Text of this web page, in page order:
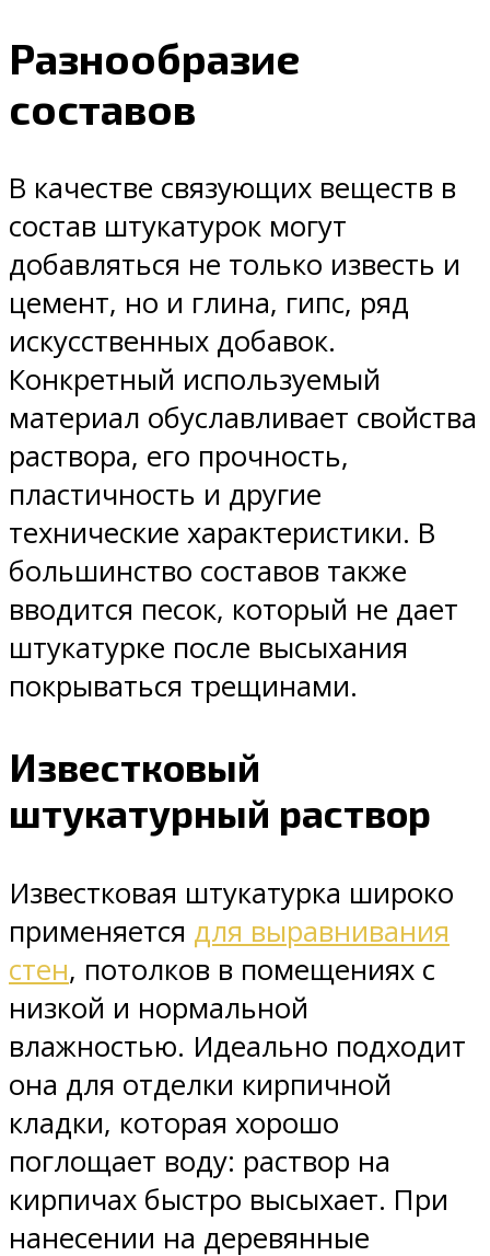
Разнообразие
составов
В качестве связующих веществ в
состав штукатурок могут
добавляться не только известь и
цемент, но и глина, гипс, ряд
искусственных добавок.
Конкретный используемый
материал обуславливает свойства
раствора, его прочность,
пластичность и другие
технические характеристики. В
большинство составов также
вводится песок, который не дает
штукатурке после высыхания
покрываться трещинами.
Известковый
штукатурный раствор
Известковая штукатурка широко
применяется для выравнивания
стен, потолков в помещениях с
низкой и нормальной
влажностью. Идеально подходит
она для отделки кирпичной
кладки, которая хорошо
поглощает воду: раствор на
кирпичах быстро высыхает. При
нанесении на деревянные